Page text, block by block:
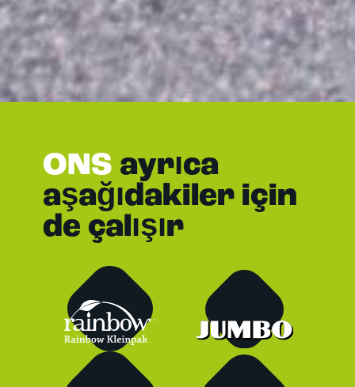
ONS ayrıca
aşağıdakiler için
de çalışır